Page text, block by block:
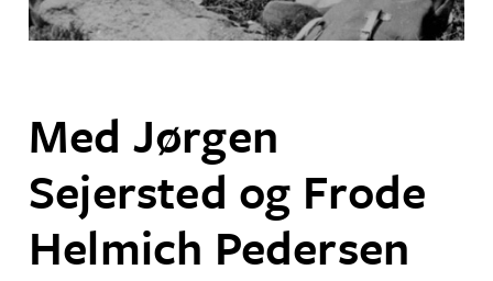
Med Jørgen
Sejersted og Frode
Helmich Pedersen